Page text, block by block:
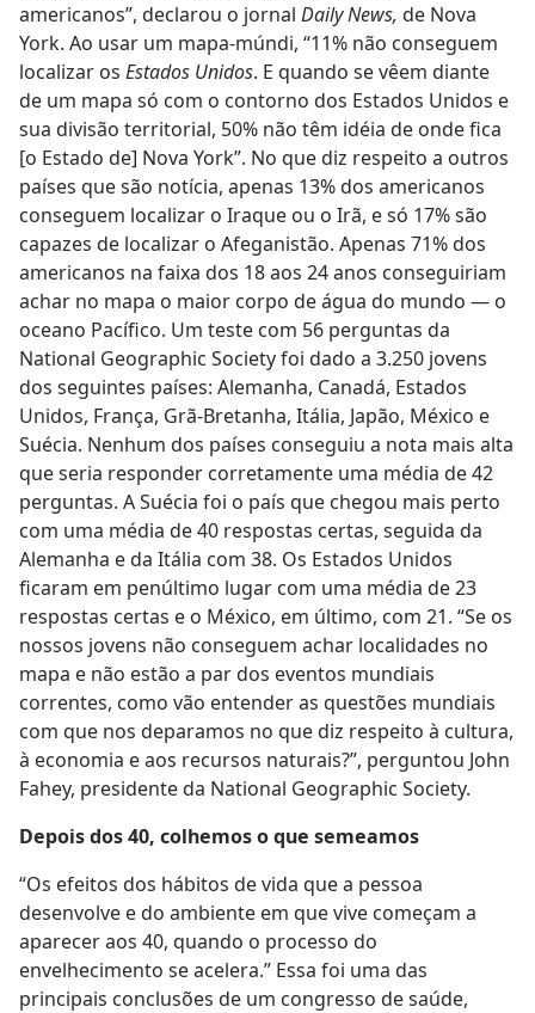
americanos”, declarou o jornal Daily News, de Nova
York. Ao usar um mapa-múndi, “11% não conseguem
localizar os Estados Unidos. E quando se vêem diante
de um mapa só com o contorno dos Estados Unidos e
sua divisão territorial, 50% não têm idéia de onde fica
[o Estado de] Nova York”. No que diz respeito a outros
países que são notícia, apenas 13% dos americanos
conseguem localizar o Iraque ou o Irã, e só 17% são
capazes de localizar o Afeganistão. Apenas 71% dos
americanos na faixa dos 18 aos 24 anos conseguiriam
achar no mapa o maior corpo de água do mundo — o
oceano Pacífico. Um teste com 56 perguntas da
National Geographic Society foi dado a 3.250 jovens
dos seguintes países: Alemanha, Canadá, Estados
Unidos, França, Grã-Bretanha, Itália, Japão, México e
Suécia. Nenhum dos países conseguiu a nota mais alta
que seria responder corretamente uma média de 42
perguntas. A Suécia foi o país que chegou mais perto
com uma média de 40 respostas certas, seguida da
Alemanha e da Itália com 38. Os Estados Unidos
ficaram em penúltimo lugar com uma média de 23
respostas certas e o México, em último, com 21. “Se os
nossos jovens não conseguem achar localidades no
mapa e não estão a par dos eventos mundiais
correntes, como vão entender as questões mundiais
com que nos deparamos no que diz respeito à cultura,
à economia e aos recursos naturais?”, perguntou John
Fahey, presidente da National Geographic Society.
Depois dos 40, colhemos o que semeamos
“Os efeitos dos hábitos de vida que a pessoa
desenvolve e do ambiente em que vive começam a
aparecer aos 40, quando o processo do
envelhecimento se acelera.” Essa foi uma das
principais conclusões de um congresso de saúde,